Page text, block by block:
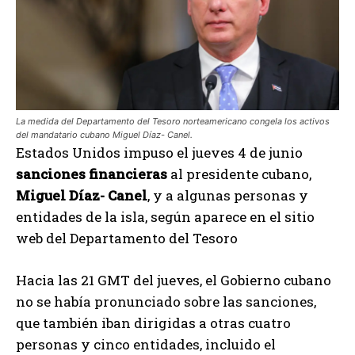
La medida del Departamento del Tesoro norteamericano congela los activos
del mandatario cubano Miguel Díaz- Canel.
Estados Unidos impuso el jueves 4 de junio
sanciones financieras al presidente cubano,
Miguel Díaz- Canel, y a algunas personas y
entidades de la isla, según aparece en el sitio
web del Departamento del Tesoro
Hacia las 21 GMT del jueves, el Gobierno cubano
no se había pronunciado sobre las sanciones,
que también iban dirigidas a otras cuatro
personas y cinco entidades, incluido el